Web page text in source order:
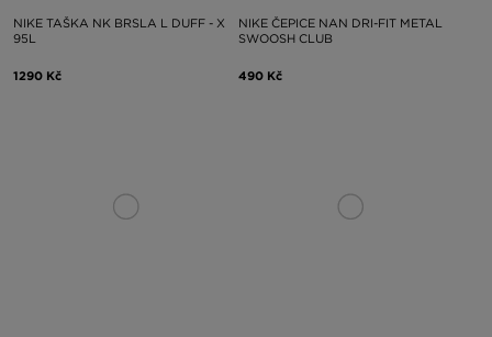
NIKE TAŠKA NK BRSLA L DUFF - X
95L
1290 Kč
NIKE ČEPICE NAN DRI-FIT METAL
SWOOSH CLUB
490 Kč